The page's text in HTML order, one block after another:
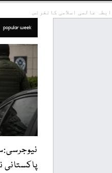
عالمی اسلامی کانفرنس
popular week